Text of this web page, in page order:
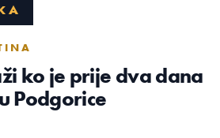
ko je prije dva dana
Podgorice